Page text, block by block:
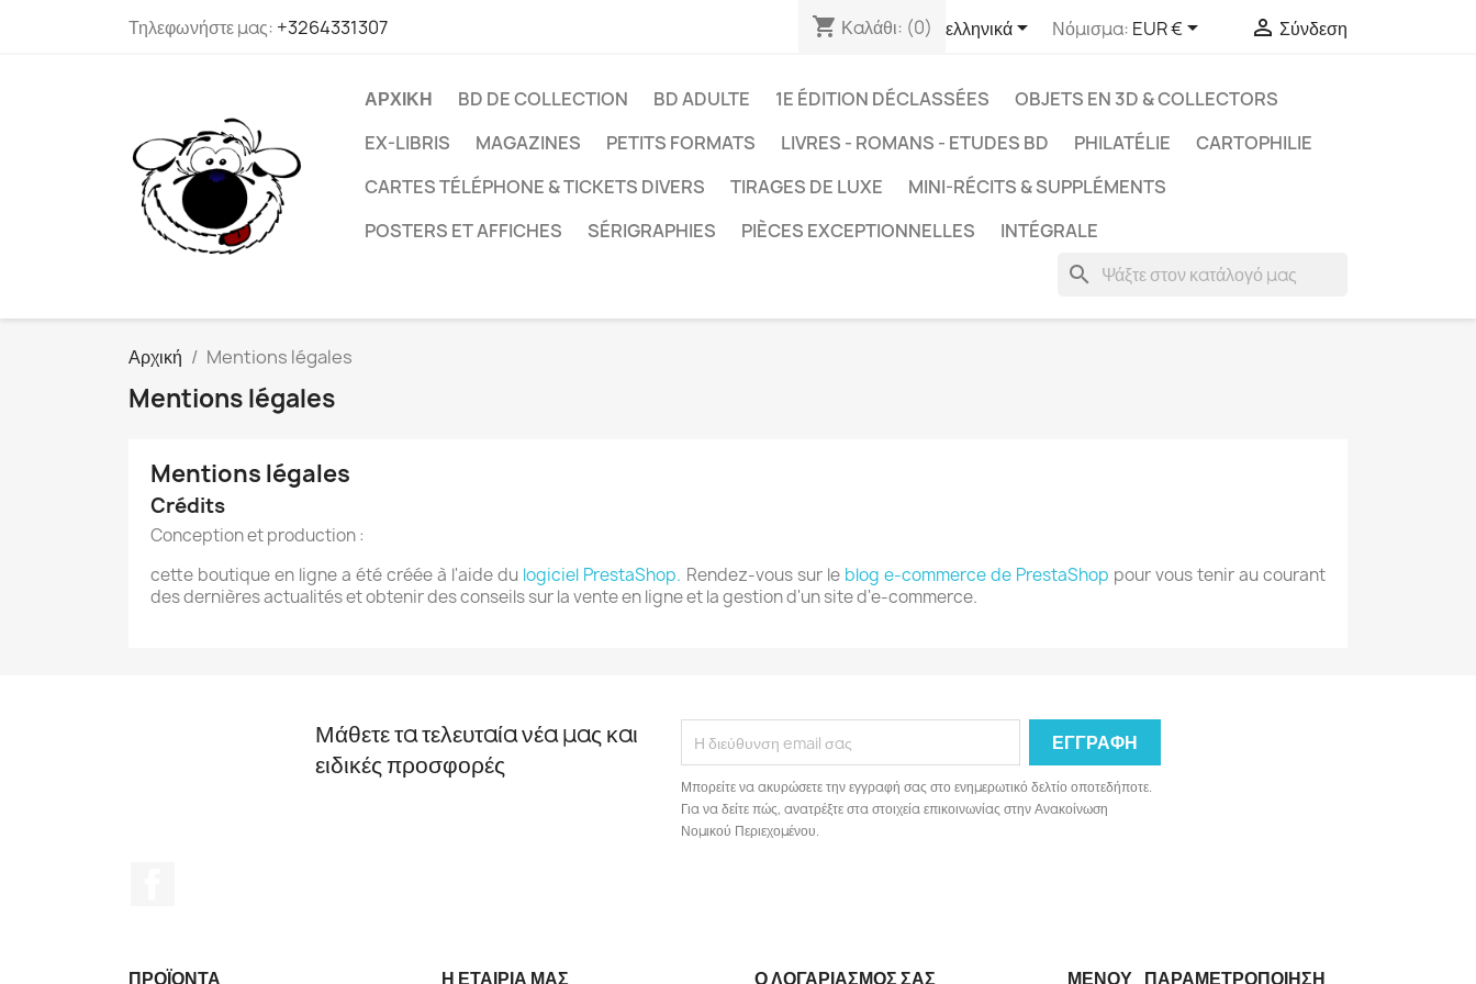
Τηλεφωνήστε μας: +3264331307 shopping_cart Καλάθι: (0) ελληνικά Νόμισμα: EUR €  Σύνδεση
ΑΡΧΙΚΉ BD DE COLLECTION BD ADULTE 1E ÉDITION DÉCLASSÉES
OBJETS EN 3D & COLLECTORS
EX-LIBRIS
MAGAZINES PETITS FORMATS LIVRES - ROMANS - ETUDES BD PHILATÉLIE
CARTOPHILIE
CARTES TÉLÉPHONE & TICKETS DIVERS
TIRAGES DE LUXE
MINI-RÉCITS & SUPPLÉMENTS
POSTERS ET AFFICHES
SÉRIGRAPHIES PIÈCES EXCEPTIONNELLES INTÉGRALE
search
Αρχική Mentions légales
Mentions légales
Mentions légales
Crédits
Conception et production :
cette boutique en ligne a été créée à l'aide du logiciel PrestaShop. Rendez-vous sur le blog e-commerce de PrestaShop pour vous tenir au courant
des dernières actualités et obtenir des conseils sur la vente en ligne et la gestion d'un site d'e-commerce.
Μάθετε τα τελευταία νέα μας και
ειδικές προσφορές
Μπορείτε να ακυρώσετε την εγγραφή σας στο ενημερωτικό δελτίο οποτεδήποτε.
Για να δείτε πώς, ανατρέξτε στα στοιχεία επικοινωνίας στην Ανακοίνωση
Νομικού Περιεχομένου.
ΠΡΟΪΌΝΤΑ Η ΕΤΑΙΡΊΑ ΜΑΣ Ο ΛΟΓΑΡΙΑΣΜΌΣ ΣΑΣ ΜΕΝΟΎ_ΠΑΡΑΜΕΤΡΟΠΟΊΗΣΗ